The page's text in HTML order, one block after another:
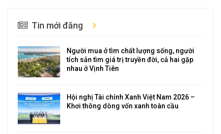
Tin mới đăng
Người mua ở tìm chất lượng sống, người
tích sản tìm giá trị truyền đời, cả hai gặp
nhau ở Vịnh Tiên
Hội nghị Tài chính Xanh Việt Nam 2026 –
Khơi thông dòng vốn xanh toàn cầu